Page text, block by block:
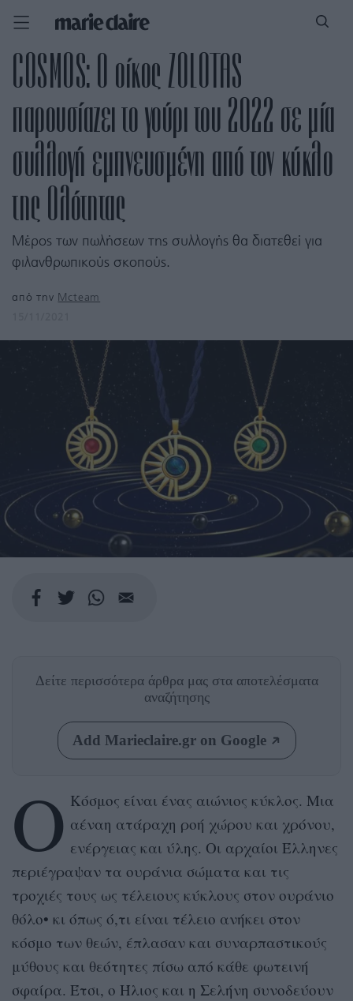
COSMOS: Ο οίκος ZOLOTAS
παρουσίαζει το γούρι του 2022 σε μία
συλλογή εμπνευσμένη από τον κύκλο
της Ολότητας
Μέρος των πωλήσεων της συλλογής θα διατεθεί για
φιλανθρωπικούς σκοπούς.
από την Mcteam
Δείτε περισσότερα άρθρα μας στα αποτελέσματα
αναζήτησης
Add Marieclaire.gr on Google
Ο Κόσμος είναι ένας αιώνιος κύκλος. Μια
αέναη ατάραχη ροή χώρου και χρόνου,
ενέργειας και ύλης. Οι αρχαίοι Έλληνες
περιέγραψαν τα ουράνια σώματα και τις
τροχιές τους ως τέλειους κύκλους στον ουράνιο
θόλο• κι όπως ό,τι είναι τέλειο ανήκει στον
κόσμο των θεών, έπλασαν και συναρπαστικούς
μύθους και θεότητες πίσω από κάθε φωτεινή
σφαίρα. Έτσι, ο Ήλιος και η Σελήνη συνοδεύουν